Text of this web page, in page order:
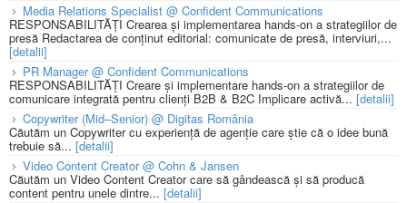
Media Relations Specialist @ Confident Communications
RESPONSABILITĂȚI Crearea și implementarea hands-on a strategiilor de
presă Redactarea de conținut editorial: comunicate de presă, interviuri,...
[detalii]
PR Manager @ Confident Communications
RESPONSABILITĂȚI Creare și implementare hands-on a strategiilor de
comunicare integrată pentru clienți B2B & B2C Implicare activă... [detalii]
Copywriter (Mid–Senior) @ Digitas România
Căutăm un Copywriter cu experiență de agenție care știe că o idee bună
trebuie să... [detalii]
Video Content Creator @ Cohn & Jansen
Căutăm un Video Content Creator care să gândească și să producă
content pentru unele dintre... [detalii]